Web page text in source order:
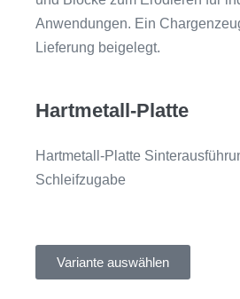
Hartmetall-Platte
Hartmetall-Platte
Schleifzugabe
Variante auswählen